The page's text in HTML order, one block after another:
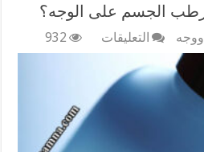
الجسم على الوجه؟
التعليقات على
هل
مرطب
الجسم
على
الوجه؟
932